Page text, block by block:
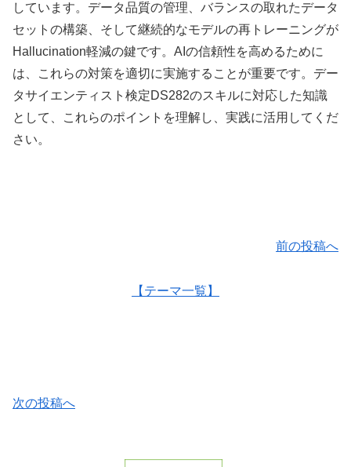
しています。データ品質の管理、バランスの取れたデータ
セットの構築、そして継続的なモデルの再トレーニングが
Hallucination軽減の鍵です。AIの信頼性を高めるために
は、これらの対策を適切に実施することが重要です。デー
タサイエンティスト検定DS282のスキルに対応した知識
として、これらのポイントを理解し、実践に活用してくだ
さい。
前の投稿へ
【テーマ一覧】
次の投稿へ